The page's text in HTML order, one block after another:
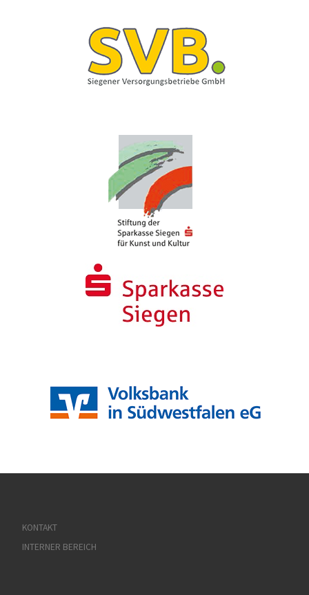
KONTAKT
INTERNER BEREICH